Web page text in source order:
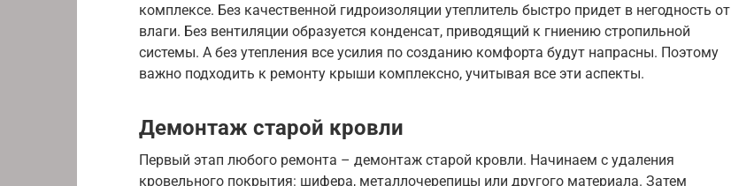
комплексе. Без качественной гидроизоляции утеплитель быстро придет в негодность от
влаги. Без вентиляции образуется конденсат, приводящий к гниению стропильной
системы. А без утепления все усилия по созданию комфорта будут напрасны. Поэтому
важно подходить к ремонту крыши комплексно, учитывая все эти аспекты.
Демонтаж старой кровли
Первый этап любого ремонта – демонтаж старой кровли. Начинаем с удаления
кровельного покрытия: шифера, металлочерепицы или другого материала. Затем